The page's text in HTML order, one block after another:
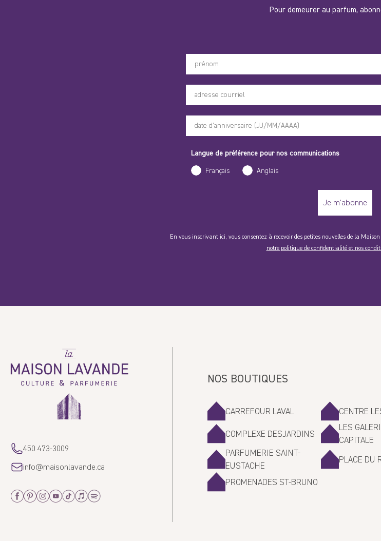
Pour demeurer au parfum,
Langue de préférence pour nos communications
Français
Anglais
Je m'abonne
En vous inscrivant ici, vous consentez à recevoir des petites nouvelles de la
notre politique de confidentialité et nos
Lavande
450 473-3009
info@maisonlavande.ca
Facebook
Pinterest
Instagram
Youtube
TiktokApple_Music
Spotify
NOS BOUTIQUES
CARREFOUR LAVAL CENTRE
COMPLEXE DESJARDINS
LES
CAPITALE
PARFUMERIE SAINT-
EUSTACHE
PLACE DU
PROMENADES ST-BRUNO